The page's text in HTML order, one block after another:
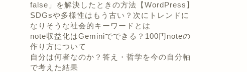
false」を解決したときの方法【WordPress】
SDGsや多様性はもう古い？次にトレンドに
なりそうな社会的キーワードとは
note収益化はGeminiでできる？100円noteの
作り方について
自分は何者なのか？答え・哲学を今の自分軸
で考えた結果